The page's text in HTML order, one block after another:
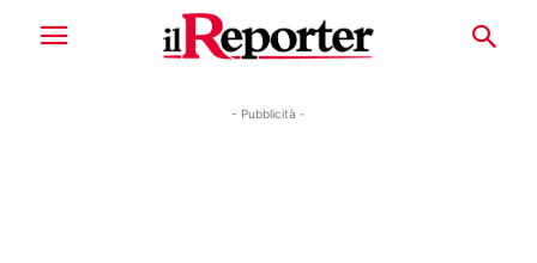
- Pubblicità -